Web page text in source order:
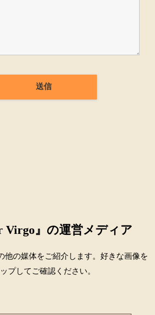
Virgo』の運営メディア
他の媒体をご紹介します。好きな画像を
プしてご確認ください。